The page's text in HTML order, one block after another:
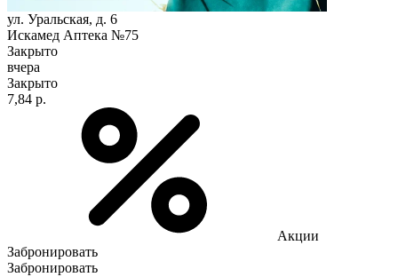
ул. Уральская, д. 6
Искамед Аптека №75
Закрыто
вчера
Закрыто
7,84 р.
Акции
Забронировать
Забронировать